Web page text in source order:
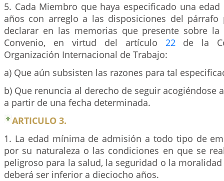
5. Cada Miembro que haya especificado una
años con arreglo a las disposiciones del párrafo
declarar en las memorias que presente sobre la
Convenio, en virtud del artículo 22de la
Organización Internacional de Trabajo:
a) Que aún subsisten las razones para tal
b) Que renuncia al derecho de seguir acogiéndose
a partir de una fecha determinada.
ARTICULO 3.
1. La edad mínima de admisión a todo tipo de
por su naturaleza o las condiciones en que se
peligroso para la salud, la seguridad o la
deberá ser inferior a dieciocho años.